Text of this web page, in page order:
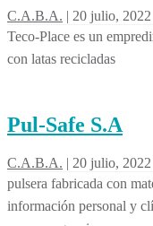
C.A.B.A. | 20 julio, 2022
Teco-Place es un
con latas recicladas
Pul-Safe S.A
C.A.B.A. | 20 julio, 2022
pulsera fabricada con
información personal y